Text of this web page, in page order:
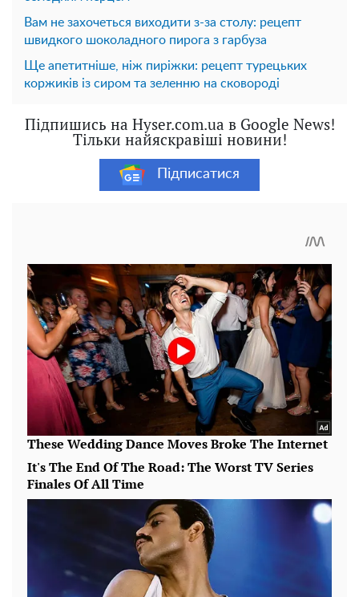
Вам не захочеться виходити з-за столу: рецепт
швидкого шоколадного пирога з гарбуза
Ще апетитніше, ніж пиріжки: рецепт турецьких
коржиків із сиром та зеленню на сковороді
Підпишись на Hyser.com.ua в Google News!
Тільки найяскравіші новини!
Підписатися